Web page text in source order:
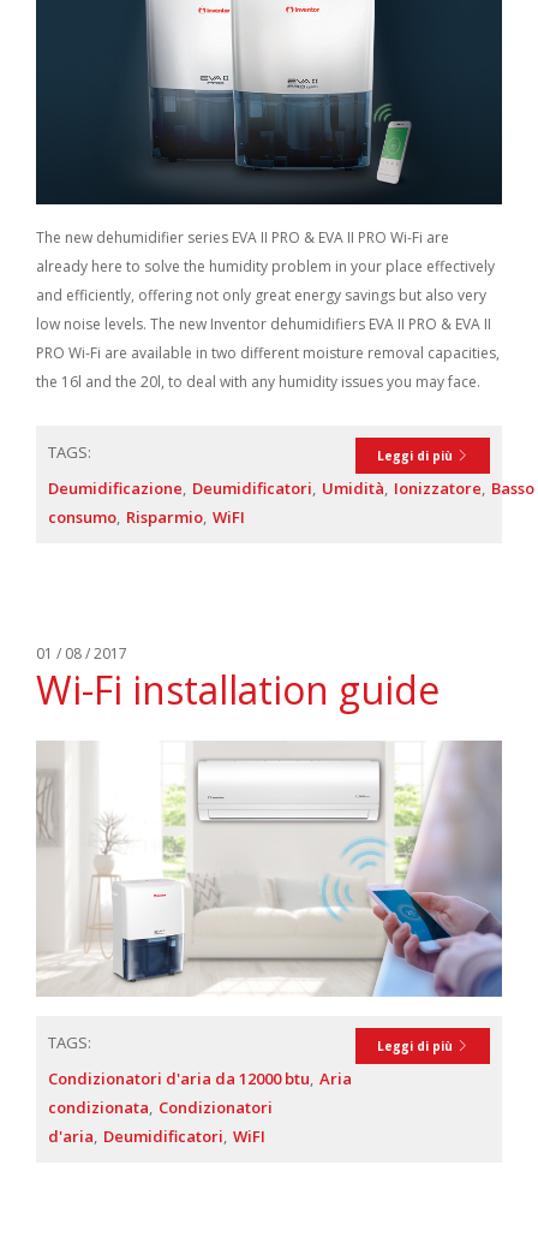
The new dehumidifier series EVA II PRO & EVA II PRO Wi-Fi are
already here to solve the humidity problem in your place effectively
and efficiently, offering not only great energy savings but also very
low noise levels. The new Inventor dehumidifiers EVA II PRO & EVA II
PRO Wi-Fi are available in two different moisture removal capacities,
the 16l and the 20l, to deal with any humidity issues you may face.
Leggi di più
TAGS:
Deumidificazione Deumidificatori Umidità Ionizzatore Basso
consumo Risparmio WiFI
01 / 08 / 2017
Wi-Fi installation guide
Leggi di più
TAGS:
Condizionatori d'aria da 12000 btu Aria
condizionata Condizionatori
d'aria Deumidificatori WiFI